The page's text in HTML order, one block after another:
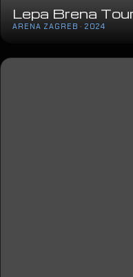
Lepa Brena
ARENA ZAGREB · 2024